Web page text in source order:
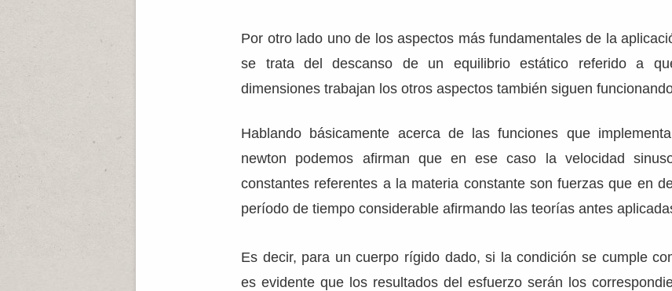
Por otro lado uno de los aspectos más fundamentales de la
se trata del descanso de un equilibrio estático referido a
dimensiones trabajan los otros aspectos también siguen
Hablando básicamente acerca de las funciones que
newton podemos afirman que en ese caso la velocidad
constantes referentes a la materia constante son fuerzas que en
período de tiempo considerable afirmando las teorías antes
Es decir, para un cuerpo rígido dado, si la condición se cumple
es evidente que los resultados del esfuerzo serán los